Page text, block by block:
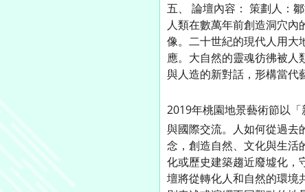
五、 論壇內容： 策劃人：
人類在數萬年前創造洞穴
像。二十世紀的現代人用大
應。大自然的靈魂彷彿被人
與人造的新對話，形構當代
2019年桃園地景藝術節以
與國際交流。人如何從過去
念，創造自然、文化與生活
化或歷史建築趨近廢墟化，
壇將從轉化人和自然的環境